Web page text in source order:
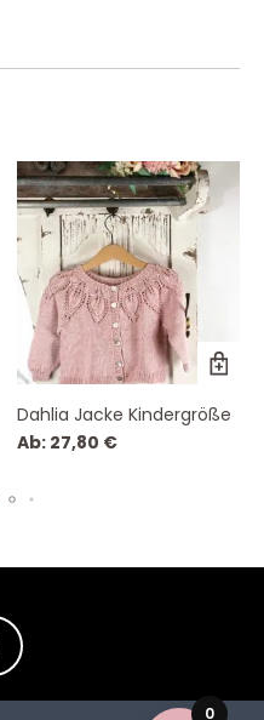
Dahlia Jacke Kindergröße
Ab: 27,80 €
0